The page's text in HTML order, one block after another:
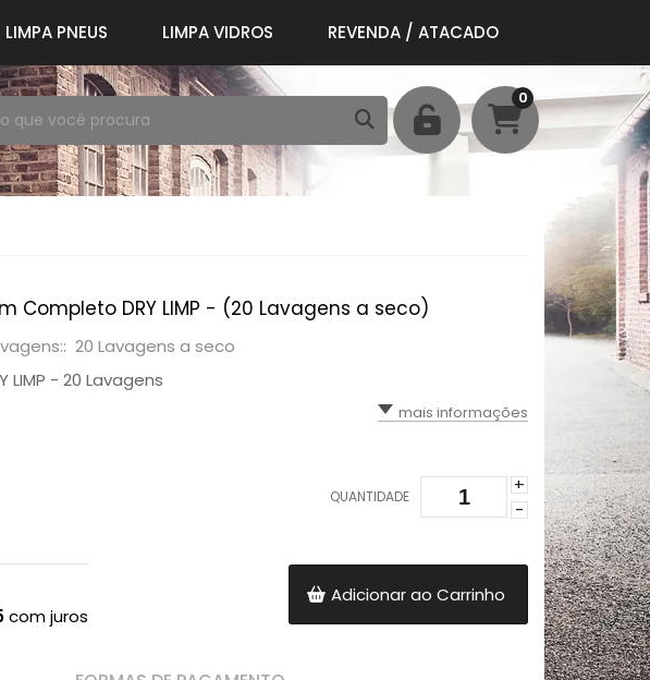
LIMPA PNEUS LIMPA VIDROS REVENDA / ATACADO
0
Completo DRY LIMP - (20 Lavagens a seco)
20 Lavagens a seco
LIMP - 20 Lavagens
mais informações
com juros
QUANTIDADE
+
-
Adicionar ao Carrinho